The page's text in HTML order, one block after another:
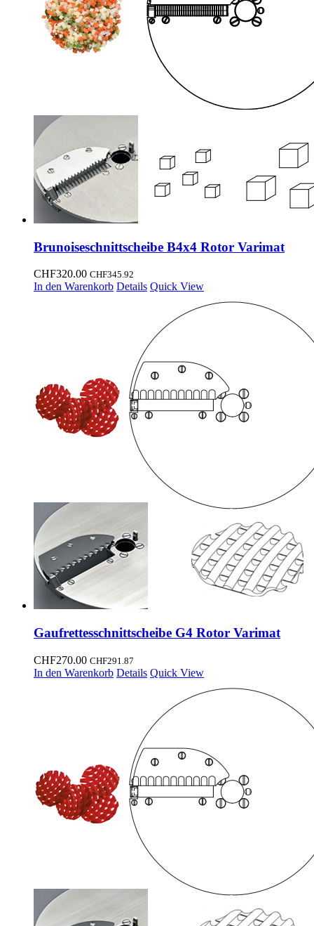
Brunoiseschnittscheibe B4x4 Rotor Varimat
CHF320.00 CHF345.92
In den Warenkorb Details Quick View
Gaufrettesschnittscheibe G4 Rotor Varimat
CHF270.00 CHF291.87
In den Warenkorb Details Quick View